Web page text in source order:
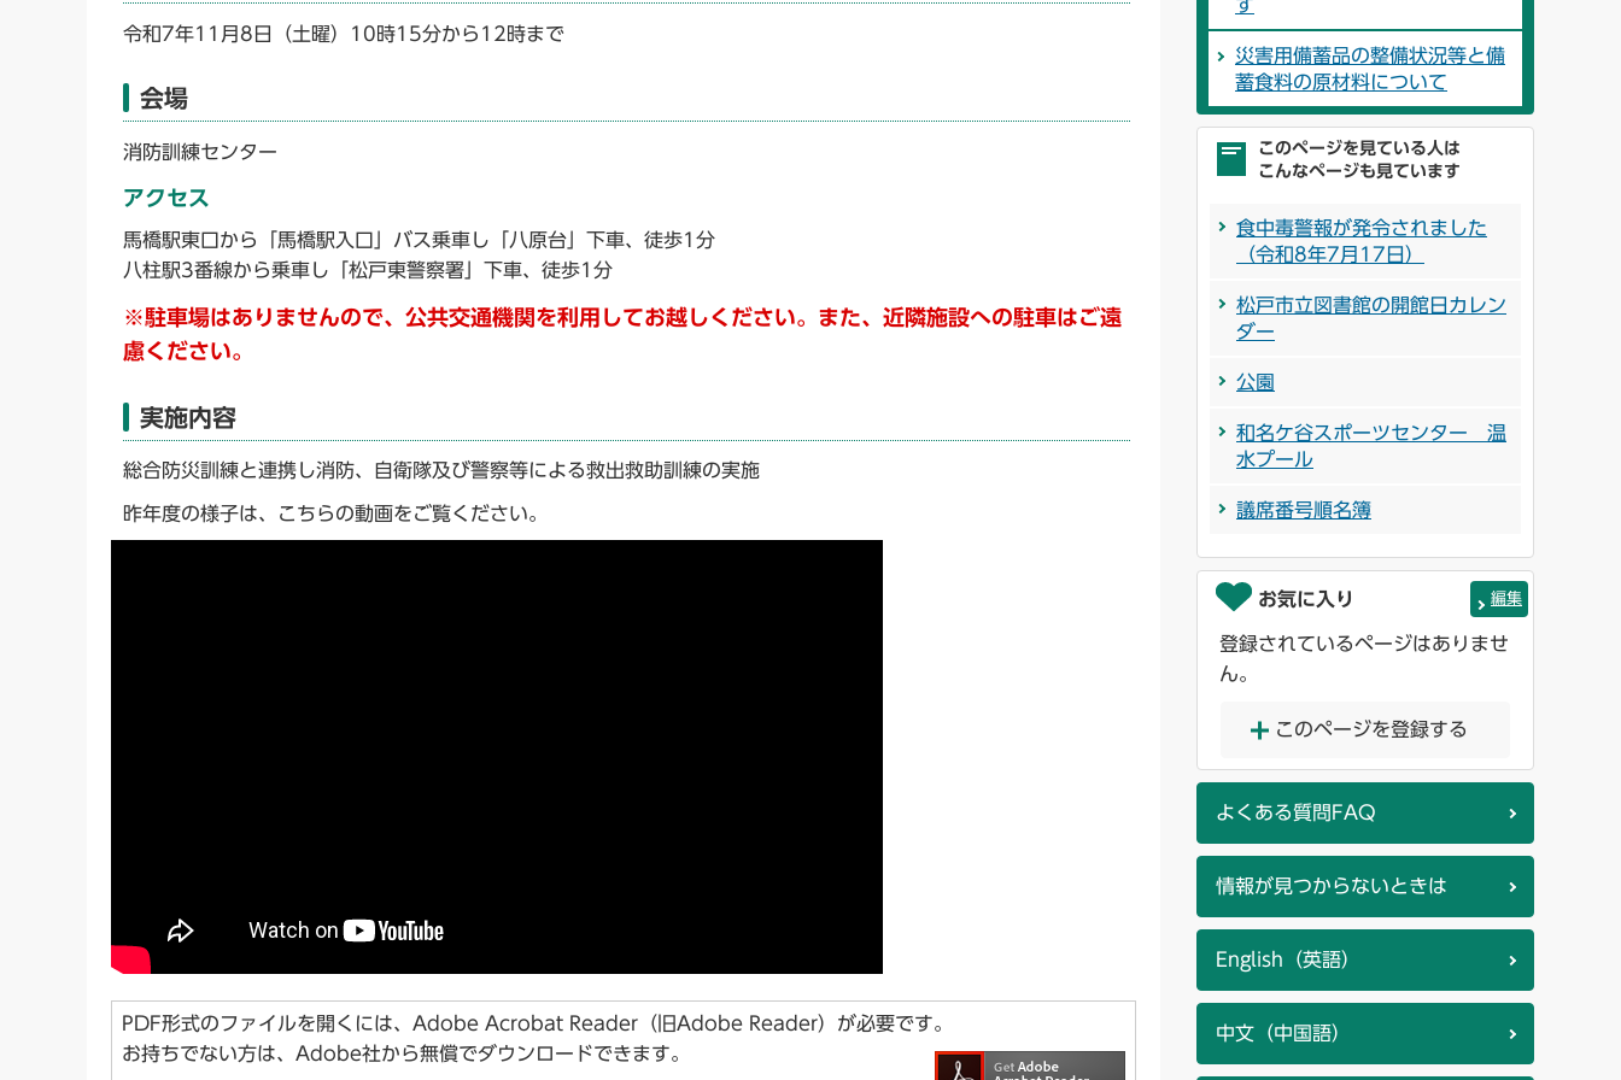
令和7年11月8日（土曜）10時15分から12時まで
会場
消防訓練センター
アクセス
馬橋駅東口から「馬橋駅入口」バス乗車し「八原台」下車、徒歩1分
八柱駅3番線から乗車し「松戸東警察署」下車、徒歩1分
※駐車場はありませんので、公共交通機関を利用してお越しください。 また、 近隣施設への駐車はご遠
慮ください。
実施内容
総合防災訓練と連携し消防、自衛隊及び警察等による救出救助訓練の実施
昨年度の様子は、こちらの動画をご覧ください。
PDF形式のファイルを開くには、Adobe Acrobat Reader（旧Adobe Reader）が必要です。
お持ちでない方は、Adobe社から無償でダウンロードできます。
す
災害用備蓄品の整備状況等と備
蓄食料の原材料について
このページを見ている人は
こんなページも見ています
食中毒警報が発令されました
（令和8年7月17日）
松戸市立図書館の開館日カレン
ダー
公園
和名ケ谷スポーツセンター 温
水プール
議席番号順名簿
お気に入り 編集
登録されているページはありませ
ん。
このページを登録する
よくある質問FAQ
情報が見つからないときは
English（英語）
中文（中国語）